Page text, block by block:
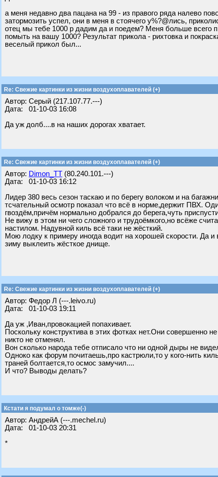
а меня недавно два пацана на 99 - из правого ряда налево
затормозить успел, они в меня в стоячего у%?@лись,
отец мы тебе 1000 р дадим да и поедем? Меня больше всего
помыть на вашу 1000? Результат прикола - рихтовка и
веселый прикол был...
Re: Свежие картинки из жизни воздухоплавателей (+)
Автор: Серый (217.107.77.---)
Дата: 01-10-03 16:08
Да уж долб....в на наших дорогах хватает.
Re: Свежие картинки из жизни воздухоплавателей (+)
Автор: Dimon_TT (80.240.101.---)
Дата: 01-10-03 16:12
Лидер 380 весь сезон таскаю и по берегу волоком и на
тсчательный осмотр показал что всё в норме,держит ПВХ.
гвоздём,причём нормально добрался до берега,чуть
Не вижу в этом ни чего сложного и трудоёмкого,но всёже
настилом. Надувной киль всё таки не жёсткий.
Мою лодку к примеру иногда водит на хорошей скорости. Да
зиму выклеить жёсткое днище.
Re: Свежие картинки из жизни воздухоплавателей (+)
Автор: Федор Л (---.leivo.ru)
Дата: 01-10-03 19:11
Да уж ,Иван,провокацией попахивает.
Поскольку конструктива в этих фотках нет.Они совершенно
никто не отменял.
Вон сколько народа тебе отписало что ни одной дыры не
Одноко как форум почитаешь,про кастрюли,то у кого-нить
траней болтается,то осмос замучил....
И что? Выводы делать?
Кстати я подумал о томже(-)
Автор: АндрейА (---.mechel.ru)
Дата: 01-10-03 20:31
*